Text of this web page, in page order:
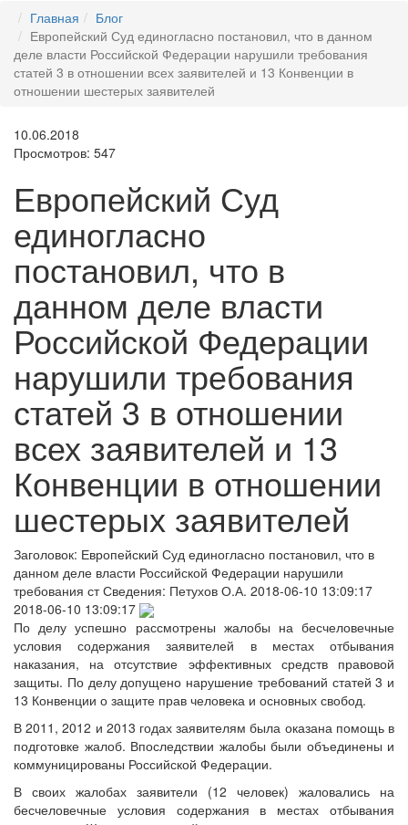
Главная
Блог
Европейский Суд единогласно постановил, что в данном
деле власти Российской Федерации нарушили требования
статей 3 в отношении всех заявителей и 13 Конвенции в
отношении шестерых заявителей
10.06.2018
Просмотров: 547
Европейский Суд
единогласно
постановил, что в
данном деле власти
Российской Федерации
нарушили требования
статей 3 в отношении
всех заявителей и 13
Конвенции в отношении
шестерых заявителей
Заголовок: Европейский Суд единогласно постановил, что в
данном деле власти Российской Федерации нарушили
требования стСведения: Петухов О.А. 2018-06-10 13:09:17
2018-06-10 13:09:17
По делу успешно рассмотрены жалобы на бесчеловечные
условия содержания заявителей в местах отбывания
наказания, на отсутствие эффективных средств правовой
защиты. По делу допущено нарушение требований статей 3 и
13 Конвенции о защите прав человека и основных свобод.
В 2011, 2012 и 2013 годах заявителям была оказана помощь в
подготовке жалоб. Впоследствии жалобы были объединены и
коммуницированы Российской Федерации.
В своих жалобах заявители (12 человек) жаловались на
бесчеловечные условия содержания в местах отбывания